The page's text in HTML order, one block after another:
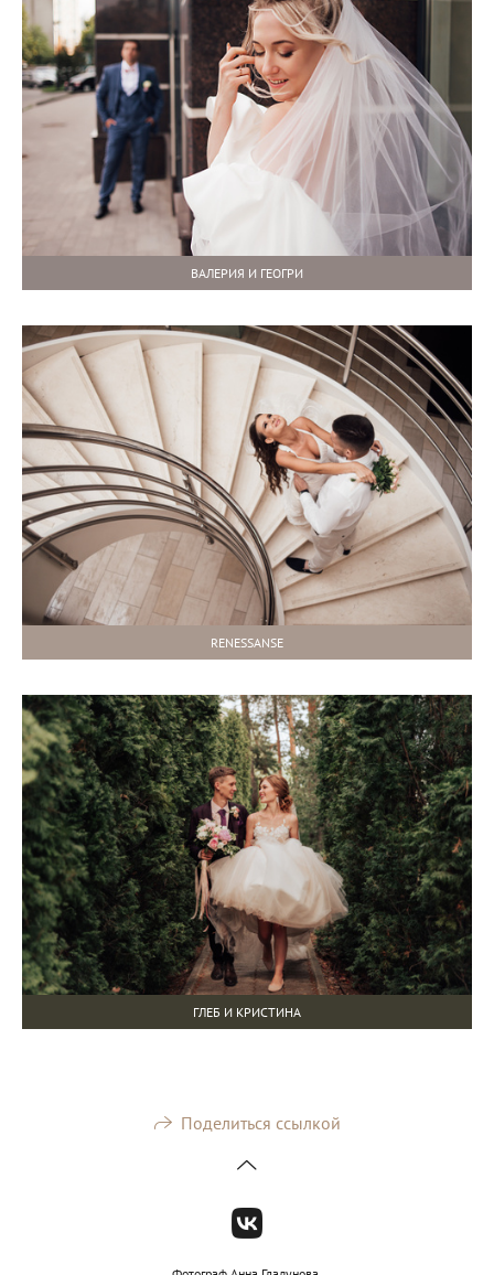
ВАЛЕРИЯ И ГЕОГРИ
RENESSANSE
ГЛЕБ И КРИСТИНА
Поделиться ссылкой